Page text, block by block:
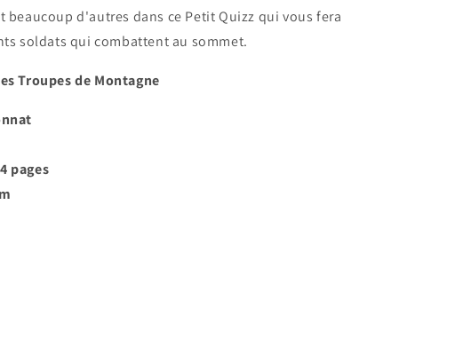
beaucoup d'autres dans ce Petit Quizz qui vous fera
soldats qui combattent au sommet.
Troupes de Montagne
pages